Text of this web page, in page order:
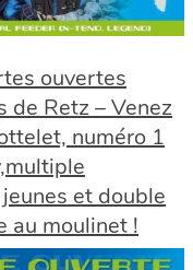
ouvertes
de Retz – Venez
numéro 1
et double
au moulinet !